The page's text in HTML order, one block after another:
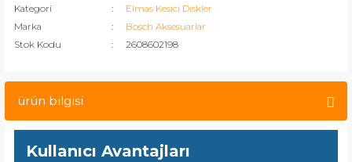
Kategori
Elmas Kesici Diskler
Marka
Bosch Aksesuarlar
Stok Kodu
2608602198
ürün bilgisi
Kullanıcı Avantajları